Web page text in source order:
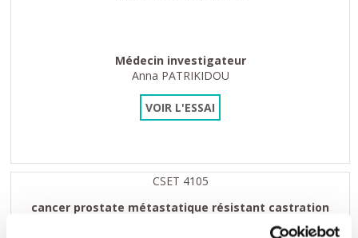
Médecin investigateur
Anna PATRIKIDOU
VOIR L'ESSAI
CSET 4105
cancer prostate métastatique résistant castration